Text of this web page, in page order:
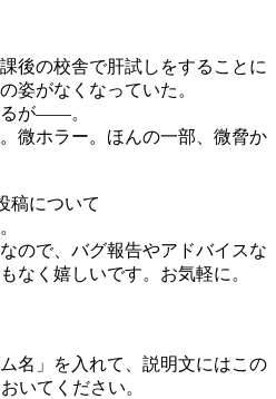
後の校舎で肝試しをすることに
姿がなくなっていた。
るが――。
微ホラー。ほんの一部、微脅か
稿について
ので、バグ報告やアドバイスな
なく嬉しいです。お気軽に。
名」を入れて、説明文にはこの
いてください。